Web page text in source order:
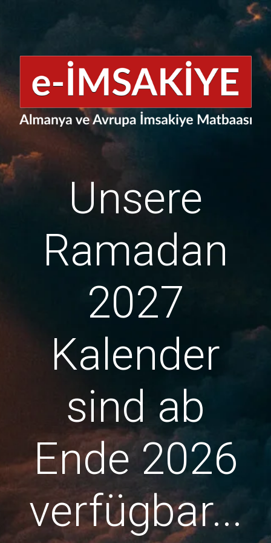
Unsere
Ramadan
2027
Kalender
sind ab
Ende 2026
verfügbar...